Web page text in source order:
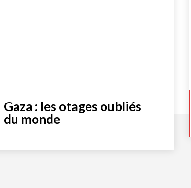
Gaza : les otages oubliés
du monde